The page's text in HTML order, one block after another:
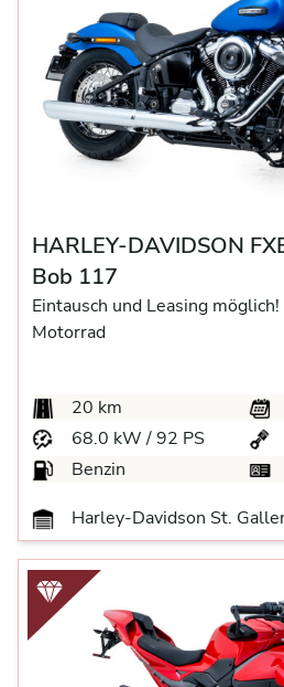
HARLEY-DAVIDSON
Bob 117
Eintausch und Leasing möglich!
Motorrad
20 km
68.0 kW / 92 PS
Benzin
Harley-Davidson St.